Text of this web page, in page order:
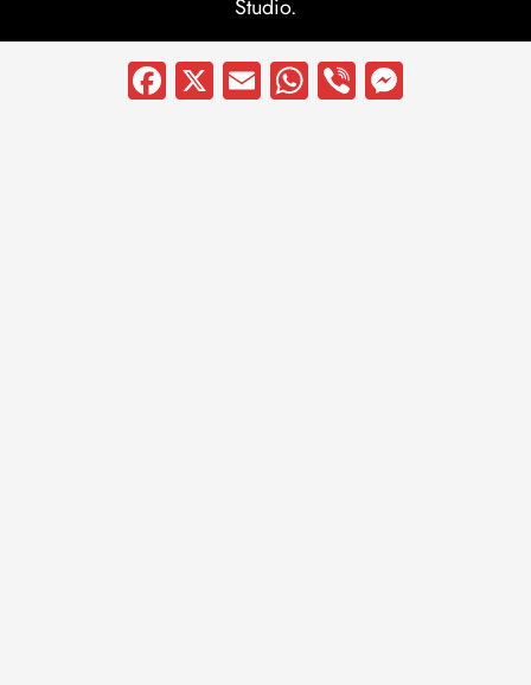
Studio.
Facebook
X EmailWhatsApp
Viber